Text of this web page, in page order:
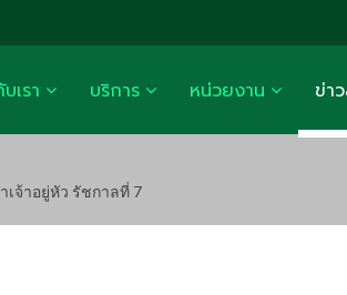
เรา บริการ หน่วยงาน ข่า
จ้าอยู่หัว รัชกาลที่ 7